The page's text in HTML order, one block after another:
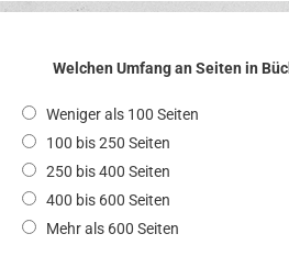
Welchen Umfang an Seiten in
Weniger als 100 Seiten
100 bis 250 Seiten
250 bis 400 Seiten
400 bis 600 Seiten
Mehr als 600 Seiten